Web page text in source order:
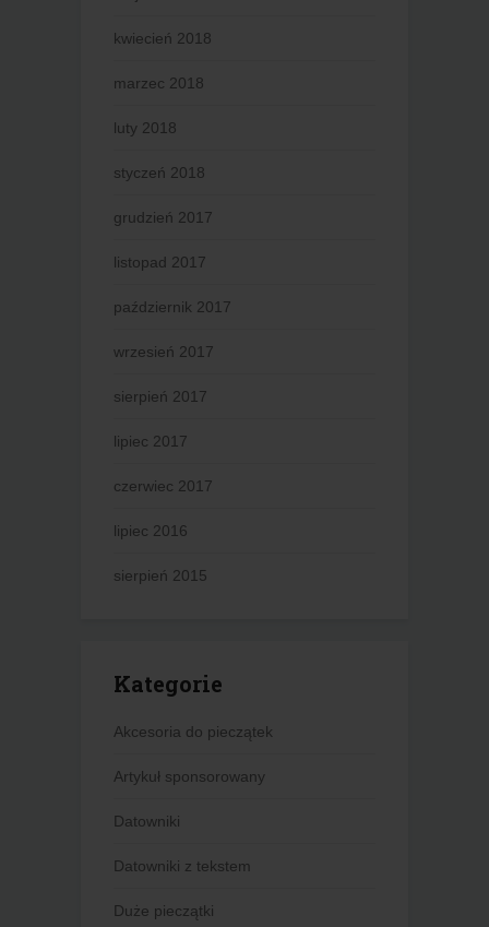
kwiecień 2018
marzec 2018
luty 2018
styczeń 2018
grudzień 2017
listopad 2017
październik 2017
wrzesień 2017
sierpień 2017
lipiec 2017
czerwiec 2017
lipiec 2016
sierpień 2015
Kategorie
Akcesoria do pieczątek
Artykuł sponsorowany
Datowniki
Datowniki z tekstem
Duże pieczątki